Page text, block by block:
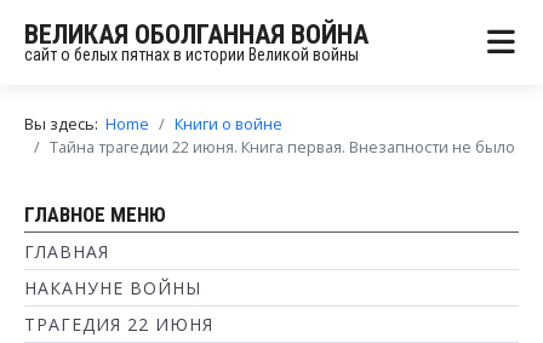
ВЕЛИКАЯ ОБОЛГАННАЯ ВОЙНА
сайт о белых пятнах в истории Великой войны
Вы здесь: Home
Книги о войне
Тайна трагедии 22 июня. Книга первая. Внезапности не было
ГЛАВНОЕ МЕНЮ
ГЛАВНАЯ
НАКАНУНЕ ВОЙНЫ
ТРАГЕДИЯ 22 ИЮНЯ